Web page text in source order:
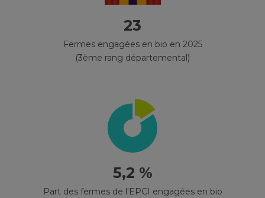
23
Fermes engagées en bio en 2025
(3ème rang départemental)
5,2 %
Part des fermes de l'EPCI engagées en bio